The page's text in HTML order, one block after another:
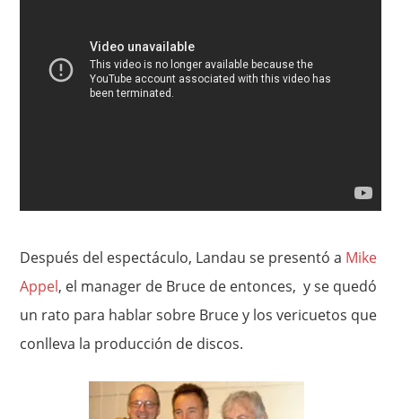
Después del espectáculo, Landau se presentó a Mike
Appel, el manager de Bruce de entonces, y se quedó
un rato para hablar sobre Bruce y los vericuetos que
conlleva la producción de discos.